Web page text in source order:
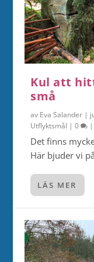
Kul att
små
av Eva Salander |
Utflyktsmål |0
Det finns
Här bjuder vi
LÄS MER